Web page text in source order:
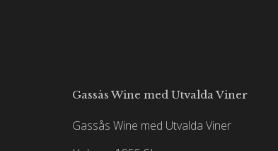
Gassås Wine med Utvalda Viner
Gassås Wine med Utvalda Viner